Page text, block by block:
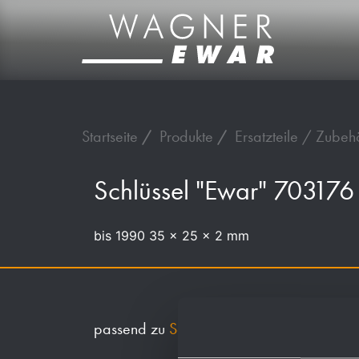
Startseite Produkte Ersatzteile /
Schlüssel "Ewar" 703176
bis 1990 35 x 25 x 2 mm
passend zu Schloss Identnummer 923539